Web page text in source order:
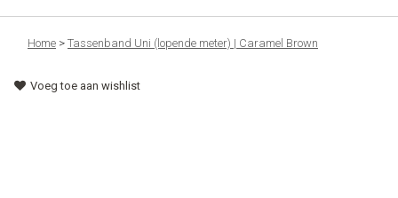
Stoffen
Fournituren
Home > Tassenband Uni (lopende meter) | Caramel Brown
Voeg toe aan wishlist